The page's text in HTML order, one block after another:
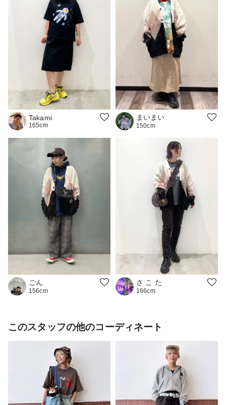
Takami
165cm
まいまい
150cm
ごん
156cm
さ こ た
166cm
このスタッフの他のコーディネート